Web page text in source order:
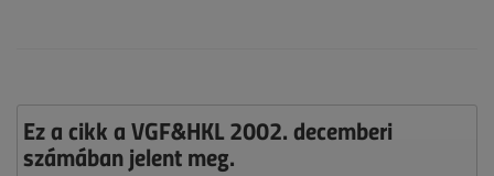
Ez a cikk a VGF&HKL 2002. decemberi
számában jelent meg.